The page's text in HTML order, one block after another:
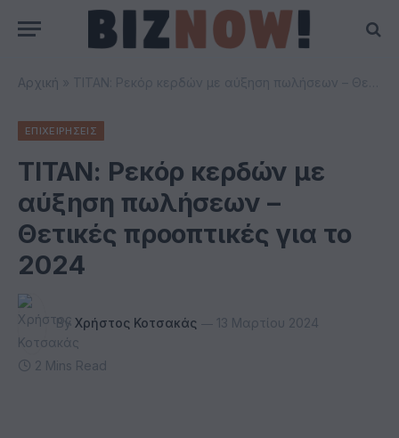
Αρχική
ΕΠΙΧΕΙΡΗΣΕΙΣ
ΤΙΤΑΝ: Ρεκόρ κερδών με
αύξηση πωλήσεων –
Θετικές προοπτικές για το
2024
By Χρήστος Κοτσακάς 13 Μαρτίου 2024
2 Mins Read